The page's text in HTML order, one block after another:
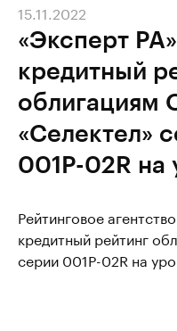
«Эксперт
кредитный
облигациям
«Селектел»
001Р-02R на
15.11.2022
Рейтинговое
кредитный рейтинг
серии 001Р-02R на